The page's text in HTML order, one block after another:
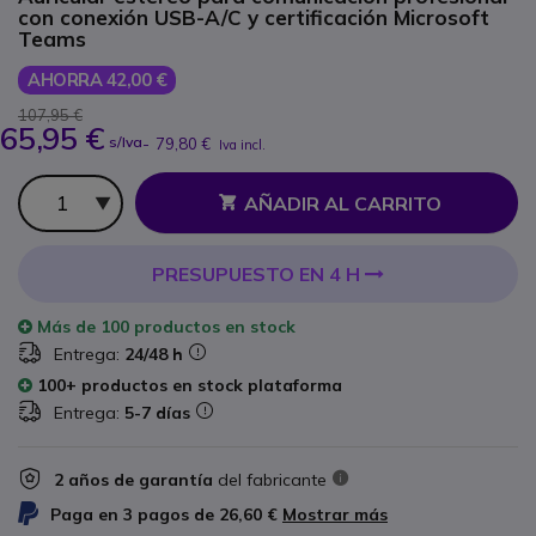
con conexión USB-A/C y certificación Microsoft
Teams
AHORRA 42,00 €
107,95 €
65,95 € s/Iva- 79,80 € Iva incl.
Cantidad
AÑADIR AL CARRITO
PRESUPUESTO EN 4 H
Más de 100 productos en stock
Entrega: 24/48 h
100+ productos en stock plataforma
Entrega: 5-7 días
2 años de garantía del fabricante
Paga en 3 pagos de 26,60 € Mostrar más